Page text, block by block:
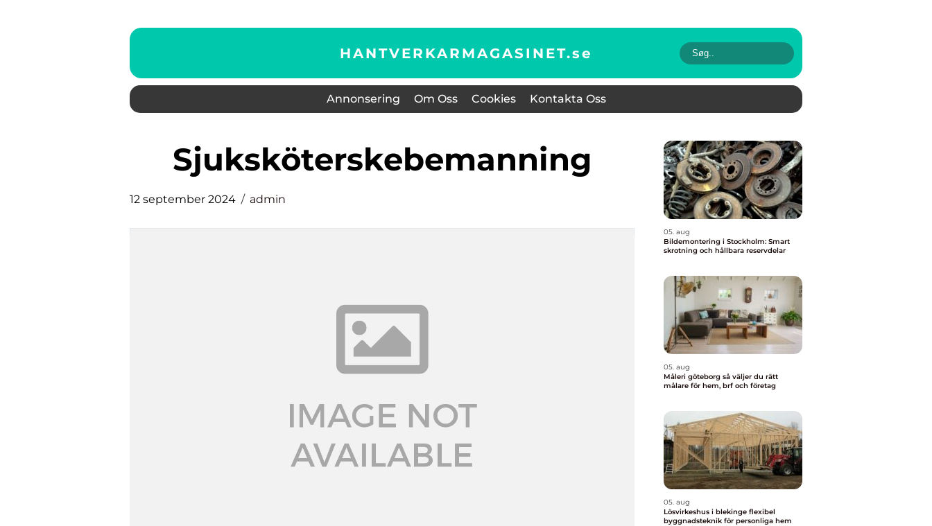
HANTVERKARMAGASINET.se
Annonsering Om Oss Cookies Kontakta Oss
sjuksköterskebemanning
12 september 2024 admin
05. aug
Bildemontering i Stockholm: Smart
skrotning och hållbara reservdelar
05. aug
Måleri göteborg så väljer du rätt
målare för hem, brf och företag
05. aug
Lösvirkeshus i blekinge flexibel
byggnadsteknik för personliga hem